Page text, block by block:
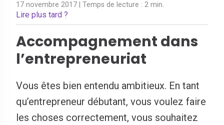
17 novembre 2017 | Temps de lecture : 2 min.
Lire plus tard ?
Accompagnement dans
l’entrepreneuriat
Vous êtes bien entendu ambitieux. En tant
qu’entrepreneur débutant, vous voulez faire
les choses correctement, vous souhaitez